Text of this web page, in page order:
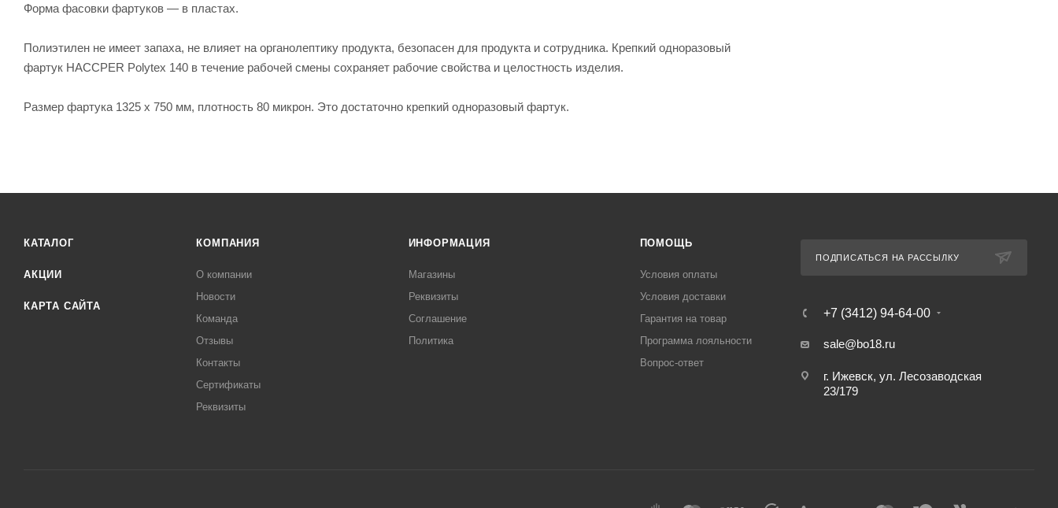
Форма фасовки фартуков — в пластах.
Полиэтилен не имеет запаха, не влияет на органолептику продукта, безопасен для продукта и сотрудника. Крепкий одноразовый
фартук HACCPER Polytex 140 в течение рабочей смены сохраняет рабочие свойства и целостность изделия.
Размер фартука 1325 х 750 мм, плотность 80 микрон. Это достаточно крепкий одноразовый фартук.
КАТАЛОГ
АКЦИИ
КАРТА САЙТА
КОМПАНИЯ
О компании
Новости
Команда
Отзывы
Контакты
Сертификаты
Реквизиты
ИНФОРМАЦИЯ
Магазины
Реквизиты
Соглашение
Политика
ПОМОЩЬ
Условия оплаты
Условия доставки
Гарантия на товар
Программа лояльности
Вопрос-ответ
ПОДПИСАТЬСЯ НА РАССЫЛКУ
+7 (3412) 94-64-00
sale@bo18.ru
г. Ижевск, ул. Лесозаводская
23/179